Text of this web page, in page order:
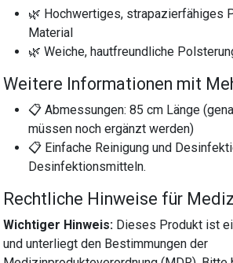
🌿 Hochwertiges, strapazierfähiges
Material
🌿 Weiche, hautfreundliche
Weitere Informationen mit
📋 Abmessungen: 85 cm Länge
müssen noch ergänzt werden)
📋 Einfache Reinigung und
Desinfektionsmitteln.
Rechtliche Hinweise für
Wichtiger Hinweis: Dieses Produkt ist
und unterliegt den Bestimmungen der